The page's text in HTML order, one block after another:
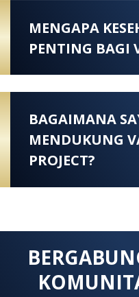
MENGAPA
PENTING BAGI
BAGAIMANA
MENDUKUNG
PROJECT?